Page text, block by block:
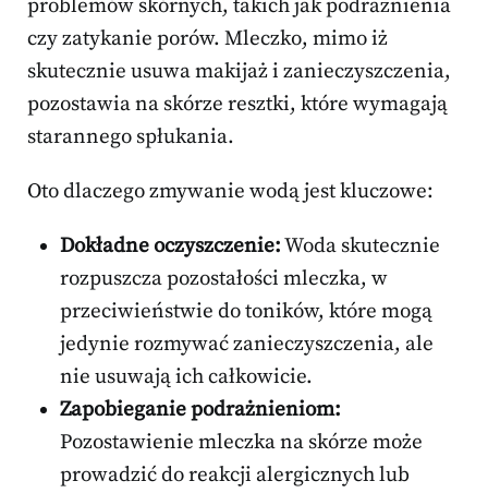
problemów skórnych, takich jak podrażnienia
czy zatykanie porów. Mleczko, mimo iż
skutecznie usuwa makijaż i zanieczyszczenia,
pozostawia na skórze resztki, które wymagają
starannego spłukania.
Oto dlaczego zmywanie wodą jest kluczowe:
Dokładne oczyszczenie:Woda skutecznie
rozpuszcza pozostałości mleczka, w
przeciwieństwie do toników, które mogą
jedynie rozmywać zanieczyszczenia, ale
nie usuwają ich całkowicie.
Zapobieganie podrażnieniom:
Pozostawienie mleczka na skórze może
prowadzić do reakcji alergicznych lub